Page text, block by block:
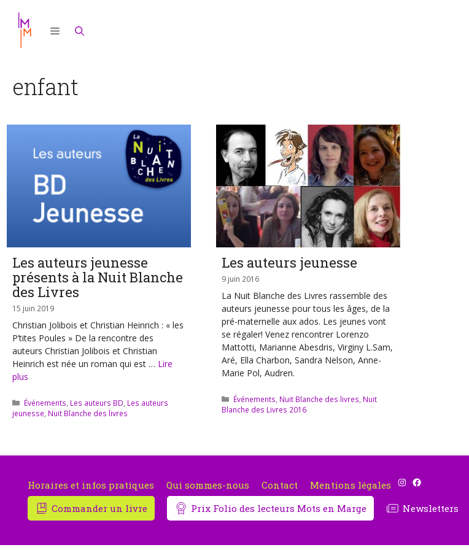
contenu
enfant
Les auteurs jeunesse
présents à la Nuit Blanche
des Livres
15 juin 2019
Christian Jolibois et Christian Heinrich : « les
P’tites Poules » De la rencontre des
auteurs Christian Jolibois et Christian
Heinrich est née un roman qui est … Lire
plus
Catégories
Événements Les auteurs BD Les auteurs
jeunesse Nuit Blanche des livres
Les auteurs jeunesse
9 juin 2016
La Nuit Blanche des Livres rassemble des
auteurs jeunesse pour tous les âges, de la
pré-maternelle aux ados. Les jeunes vont
se régaler! Venez rencontrer Lorenzo
Mattotti, Marianne Abesdris, Virginy L.Sam,
Aré, Ella Charbon, Sandra Nelson, Anne-
Marie Pol, Audren.
Catégories
Événements Nuit Blanche des livres Nuit
Blanche des Livres 2016
Horaires et infos pratiques Qui sommes-nous Contact Mentions légales Instagram Facebook
Commander un livre Prix Folio des lecteurs Mots en Marge Newsletters